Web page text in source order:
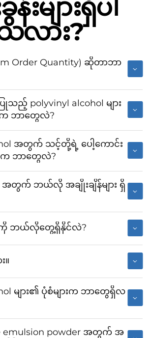
န်းများရှိပါ
လား?
Order Quantity) ဆိုတာဘာ
ည့် polyvinyl alcohol များ
က ဘာတွေလဲ?
အတွက် သင့်တို့ရဲ့ ပေါ့ကောင်း
ဘာတွေလဲ?
အတွက် ဘယ်လို အချိုးချိန်များ ရှိ
ကို ဘယ်လိုတွေ့ရှိနိုင်လဲ?
။
များ၏ ပုံစံများက ဘာတွေရှိလ
emulsion powder အတွက် အ